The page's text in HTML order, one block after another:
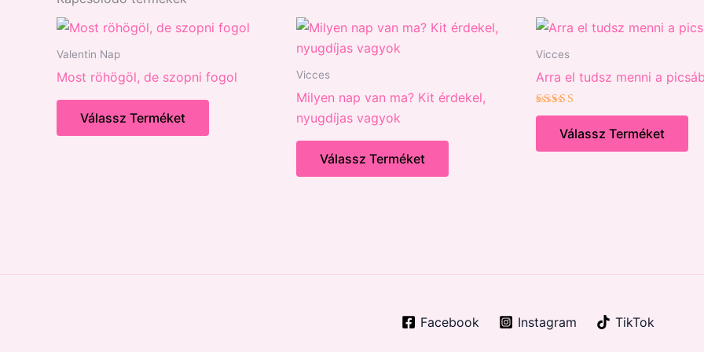
Valentin Nap
Most röhögöl, de szopni fogol
Válassz Terméket
Vicces
Milyen nap van ma? Kit érdekel,
nyugdíjas vagyok
Válassz Terméket
Vicces
Arra el tudsz menni a
Értékelés:
Válassz Terméket
Facebook Instagram TikTok